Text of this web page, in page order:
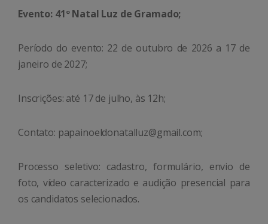
Evento: 41º Natal Luz de Gramado;
Período do evento: 22 de outubro de 2026 a 17 de
janeiro de 2027;
Inscrições: até 17 de julho, às 12h;
Contato: papainoeldonatalluz@gmail.com;
Processo seletivo: cadastro, formulário, envio de
foto, vídeo caracterizado e audição presencial para
os candidatos selecionados.